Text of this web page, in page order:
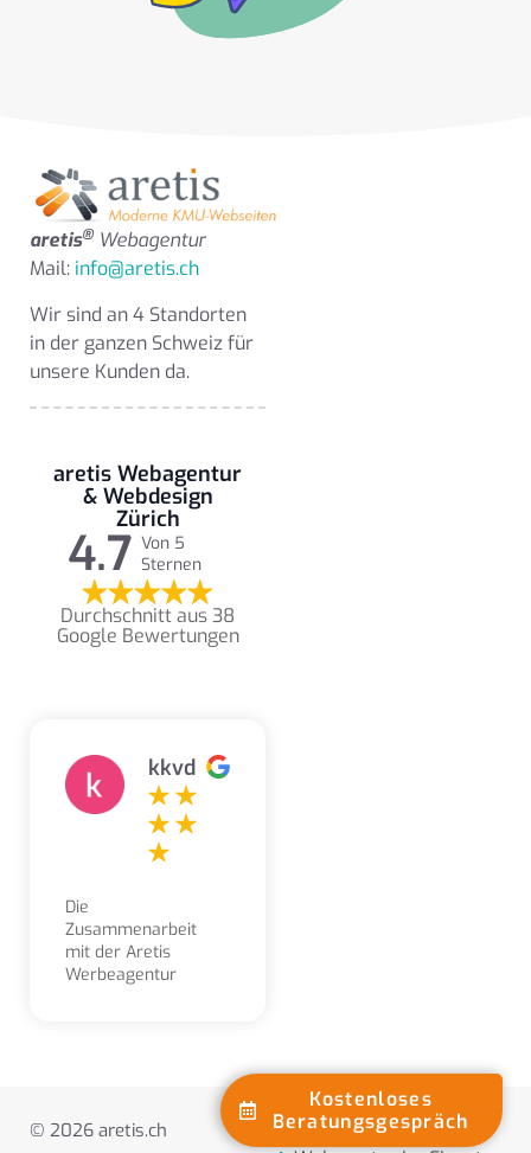
aretis® Webagentur
Mail: info@aretis.ch
Wir sind an 4 Standorten
in der ganzen Schweiz für
unsere Kunden da.
aretis Webagentur
& Webdesign
Zürich
4.7 Von 5
Sternen
Durchschnitt aus 38
Google Bewertungen
kkvd
Die
Zusammenarbeit
mit der Aretis
Werbeagentur
Gestaltungsarbeiten
Kostenloses
Beratungsgespräch
© 2026 aretis.ch
Webseiten erstellen